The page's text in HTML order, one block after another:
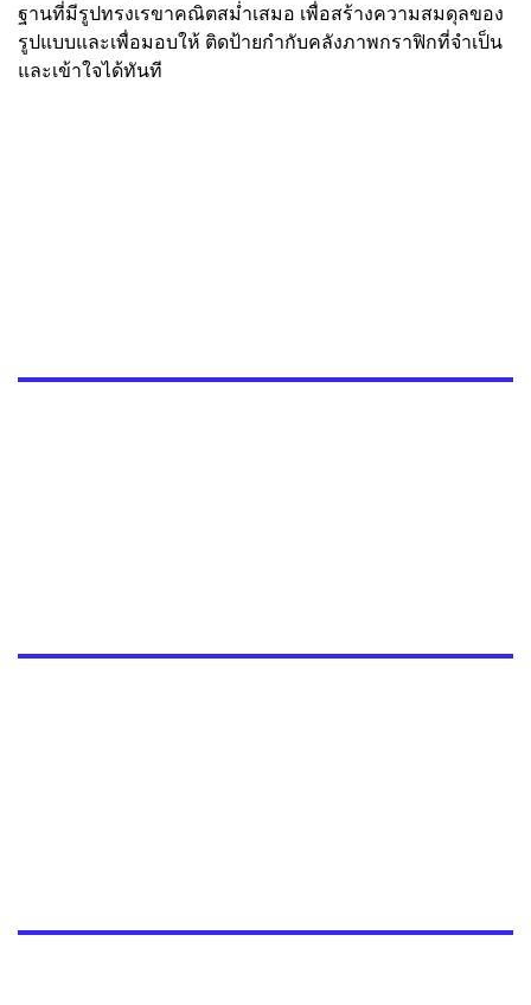
ฐานที่มีรูปทรงเรขาคณิตสม่ำเสมอ เพื่อสร้างความสมดุลของ
รูปแบบและเพื่อมอบให้ ติดป้ายกำกับคลังภาพกราฟิกที่จำเป็น
และเข้าใจได้ทันที